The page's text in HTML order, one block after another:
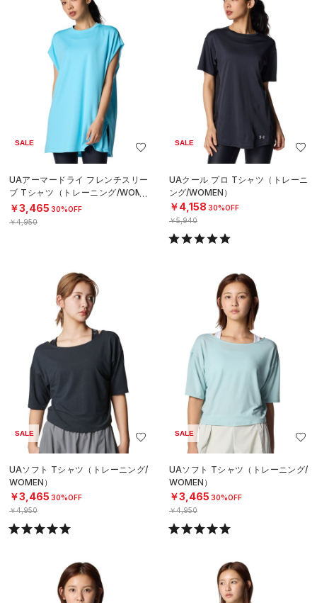
SALE
UAアーマードライ フレンチスリー
ブ Tシャツ（トレーニング/WOME
N）
￥3,465 30%OFF
￥4,950
SALE
UAクール プロ Tシャツ（トレーニ
ング/WOMEN）
￥4,158 30%OFF
￥5,940
SALE
UAソフト Tシャツ（トレーニング/
WOMEN）
￥3,465 30%OFF
￥4,950
SALE
UAソフト Tシャツ（トレーニング/
WOMEN）
￥3,465 30%OFF
￥4,950